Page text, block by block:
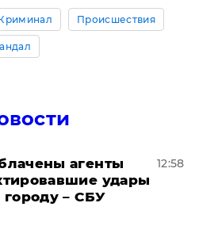
Происшествия
агенты
удары
городу – СБУ
12:58